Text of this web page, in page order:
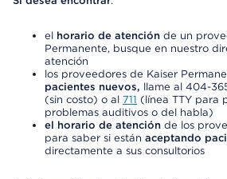
el horario de atención de un
Permanente, busque en nuestro
atención
los proveedores de Kaiser
pacientes nuevos, llame al 404-
(sin costo) o al 711 (línea TTY para
problemas auditivos o del habla)
el horario de atención de los
para saber si están aceptando
directamente a sus consultorios